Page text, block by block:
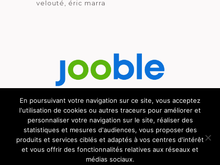
velouté
éric marra
Découvrez le métier de la cuisine.
© GOURMICOM 2019 - 2026 - HÉBERGÉ CHEZ
En poursuivant votre navigation sur ce site, vous acceptez
l'utilisation de cookies ou autres traceurs pour améliorer et
personnaliser votre navigation sur le site, réaliser des
statistiques et mesures d'audiences, vous proposer des
produits et services ciblés et adaptés à vos centres d'intérêt
et vous offrir des fonctionnalités relatives aux réseaux et
médias sociaux.